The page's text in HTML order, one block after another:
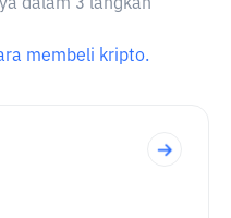
dalam 3 langkah
membeli kripto.